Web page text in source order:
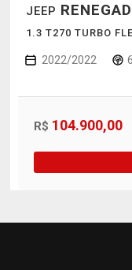
JEEP
1.3 T270 TURBO
2022/2022
R$ 104.900,00